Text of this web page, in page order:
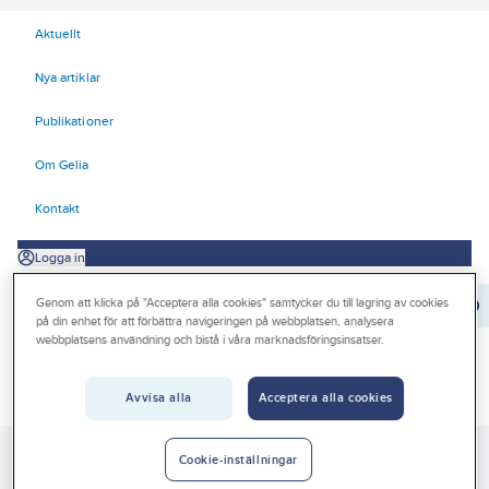
Aktuellt
Nya artiklar
Publikationer
Om Gelia
Kontakt
Logga in
Orderrader: 0
Beställ direkt
Gelia El
Centraler och säkringar
Genom att klicka på "Acceptera alla cookies" samtycker du till lagring av cookies
på din enhet för att förbättra navigeringen på webbplatsen, analysera
webbplatsens användning och bistå i våra marknadsföringsinsatser.
Avvisa alla Acceptera alla cookies
Cookie-inställningar